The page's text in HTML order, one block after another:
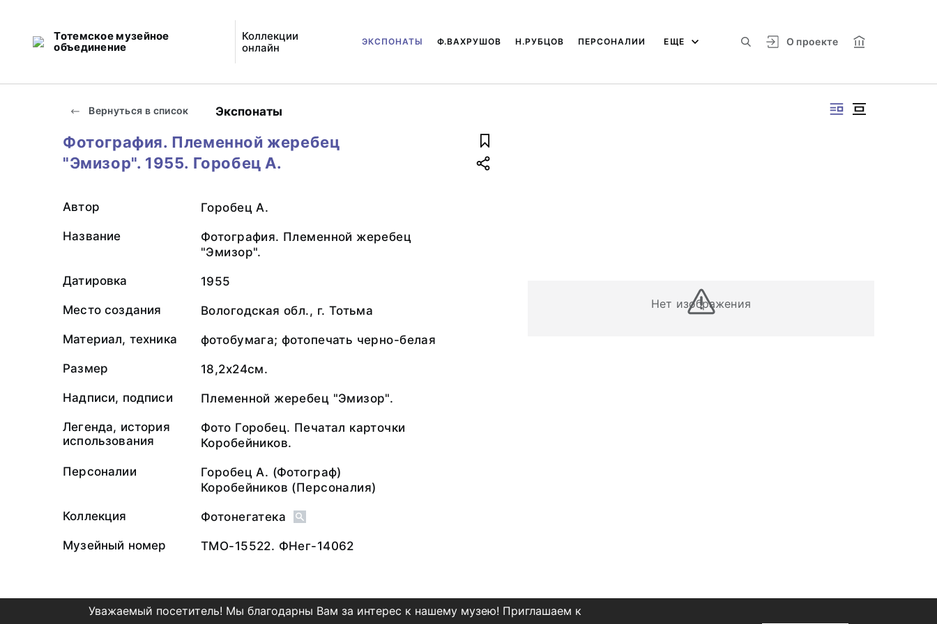
Тотемское музейное
объединение
Коллекции
онлайн
О проекте
ЭКСПОНАТЫ Ф.ВАХРУШОВ Н.РУБЦОВ ПЕРСОНАЛИИ ЕЩЕ
Вернуться в список Экспонаты
Нет изображения
Фотография. Племенной жеребец
"Эмизор". 1955. Горобец А.
Автор Горобец А.
Название
Фотография. Племенной жеребец
"Эмизор".
Датировка 1955
Место создания Вологодская обл., г. Тотьма
Материал, техника фотобумага; фотопечать черно-белая
Размер 18,2х24см.
Надписи, подписи Племенной жеребец "Эмизор".
Легенда, история
использования
Фото Горобец. Печатал карточки
Коробейников.
Персоналии Горобец А. (Фотограф)
Коробейников (Персоналия)
Коллекция Фотонегатека
Музейный номер ТМО-15522. ФНег-14062
Уважаемый посетитель! Мы благодарны Вам за интерес к нашему музею! Приглашаем к